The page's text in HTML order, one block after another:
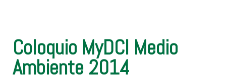
Coloquio MyDCI Medio
Ambiente 2014